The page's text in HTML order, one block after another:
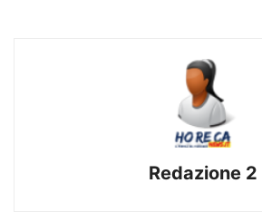
Redazione 2